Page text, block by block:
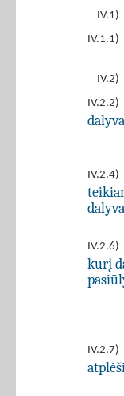
IV.1)
IV.1.1)
IV.2)
IV.2.2)
IV.2.4)
IV.2.6)
kurį
IV.2.7)